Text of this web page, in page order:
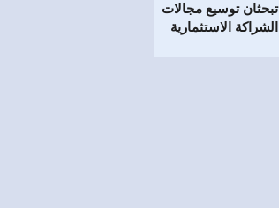
تبحثان توسيع مجالات
الشراكة الاستثمارية